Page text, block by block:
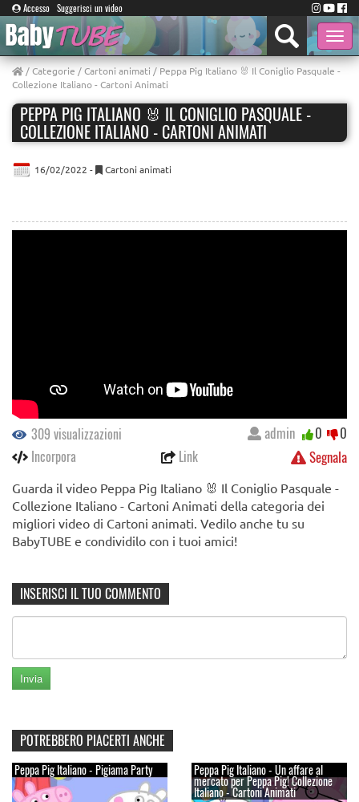
Accesso Suggerisci un video
Toggle
/Categorie /Cartoni animati / Peppa Pig Italiano 🐰 Il Coniglio Pasquale -
Collezione Italiano - Cartoni Animati
PEPPA PIG ITALIANO 🐰 IL CONIGLIO PASQUALE -
COLLEZIONE ITALIANO - CARTONI ANIMATI
16/02/2022 - Cartoni animati
309 visualizzazioni
Incorpora
Link Segnala
admin 0 0
Guarda il video Peppa Pig Italiano 🐰 Il Coniglio Pasquale -
Collezione Italiano - Cartoni Animati della categoria dei
migliori video di Cartoni animati. Vedilo anche tu su
BabyTUBE e condividilo con i tuoi amici!
INSERISCI IL TUO COMMENTO
POTREBBERO PIACERTI ANCHE
Peppa Pig Italiano - Pigiama Party Peppa Pig Italiano - Un affare al
mercato per Peppa Pig! Collezione
Italiano - Cartoni Animati